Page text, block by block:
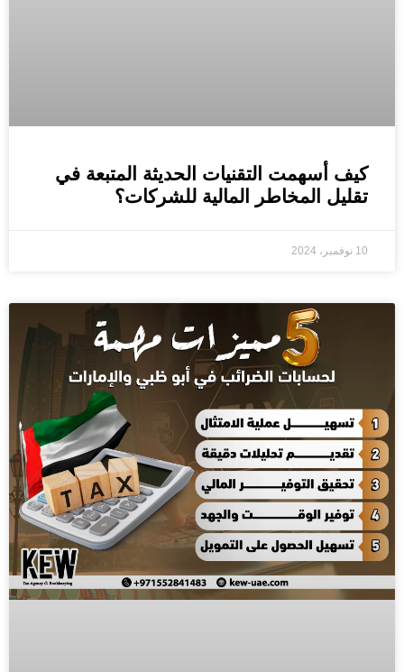
كيف أسهمت التقنيات الحديثة المتبعة في
تقليل المخاطر المالية للشركات؟
10 نوفمبر، 2024